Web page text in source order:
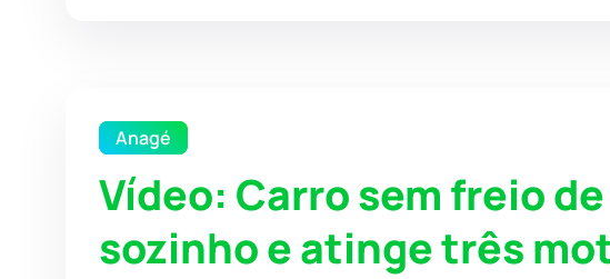
Anagé
Vídeo: Carro sem freio
sozinho e atinge três